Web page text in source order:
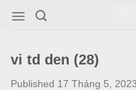
vi td den (28)
Published 17 Tháng 5, 2023